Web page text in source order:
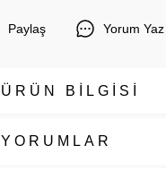
Paylaş Yorum Yaz
ÜRÜN BİLGİSİ
YORUMLAR